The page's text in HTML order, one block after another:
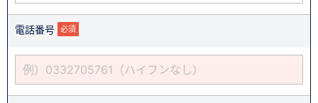
電話番号 必須